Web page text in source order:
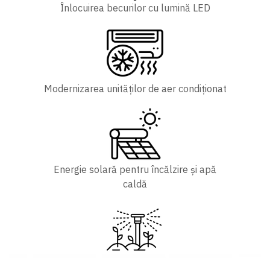
Înlocuirea becurilor cu lumină LED
Modernizarea unităților de aer condiționat
Energie solară pentru încălzire și apă
caldă